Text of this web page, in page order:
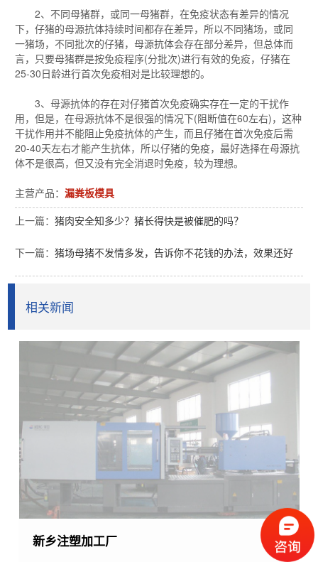
2、不同母猪群，或同一母猪群，在免疫状态有差异的情况
下，仔猪的母源抗体持续时间都存在差异，所以不同猪场，或同
一猪场，不同批次的仔猪，母源抗体会存在部分差异，但总体而
言，只要母猪群是按免疫程序(分批次)进行有效的免疫，仔猪在
25-30日龄进行首次免疫相对是比较理想的。
3、母源抗体的存在对仔猪首次免疫确实存在一定的干扰作
用，但是，在母源抗体不是很强的情况下(阻断值在60左右)，这种
干扰作用并不能阻止免疫抗体的产生，而且仔猪在首次免疫后需
20-40天左右才能产生抗体，所以仔猪的免疫，最好选择在母源抗
体不是很高，但又没有完全消退时免疫，较为理想。
主营产品：漏粪板模具
上一篇：猪肉安全知多少？猪长得快是被催肥的吗？
下一篇：猪场母猪不发情多发，告诉你不花钱的办法，效果还好
相关新闻
新乡注塑加工厂